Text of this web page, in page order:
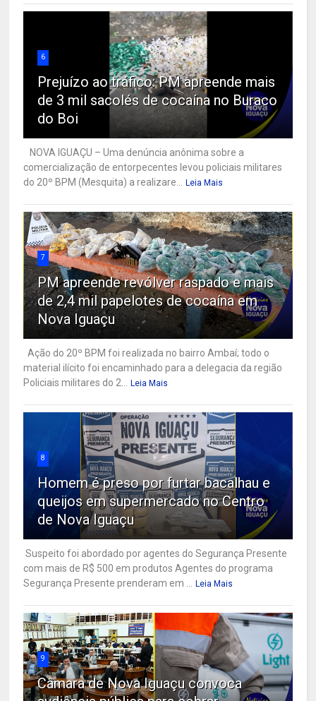
6
Prejuízo ao tráfico: PM apreende mais
de 3 mil sacolés de cocaína no Buraco
do Boi
NOVA IGUAÇU – Uma denúncia anônima sobre a
comercialização de entorpecentes levou policiais militares
do 20º BPM (Mesquita) a realizare...
Leia Mais
7
PM apreende revólver raspado e mais
de 2,4 mil papelotes de cocaína em
Nova Iguaçu
Ação do 20º BPM foi realizada no bairro Ambaí; todo o
material ilícito foi encaminhado para a delegacia da região
Policiais militares do 2...
Leia Mais
8
Homem é preso por furtar bacalhau e
queijos em supermercado no Centro
de Nova Iguaçu
Suspeito foi abordado por agentes do Segurança Presente
com mais de R$ 500 em produtos Agentes do programa
Segurança Presente prenderam em ...
Leia Mais
9
Câmara de Nova Iguaçu convoca